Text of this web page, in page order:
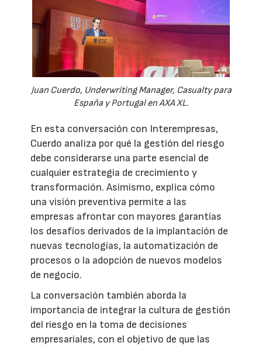
Juan Cuerdo, Underwriting Manager, Casualty para
España y Portugal en AXA XL.
En esta conversación con Interempresas,
Cuerdo analiza por qué la gestión del riesgo
debe considerarse una parte esencial de
cualquier estrategia de crecimiento y
transformación. Asimismo, explica cómo
una visión preventiva permite a las
empresas afrontar con mayores garantías
los desafíos derivados de la implantación de
nuevas tecnologías, la automatización de
procesos o la adopción de nuevos modelos
de negocio.
La conversación también aborda la
importancia de integrar la cultura de gestión
del riesgo en la toma de decisiones
empresariales, con el objetivo de que las